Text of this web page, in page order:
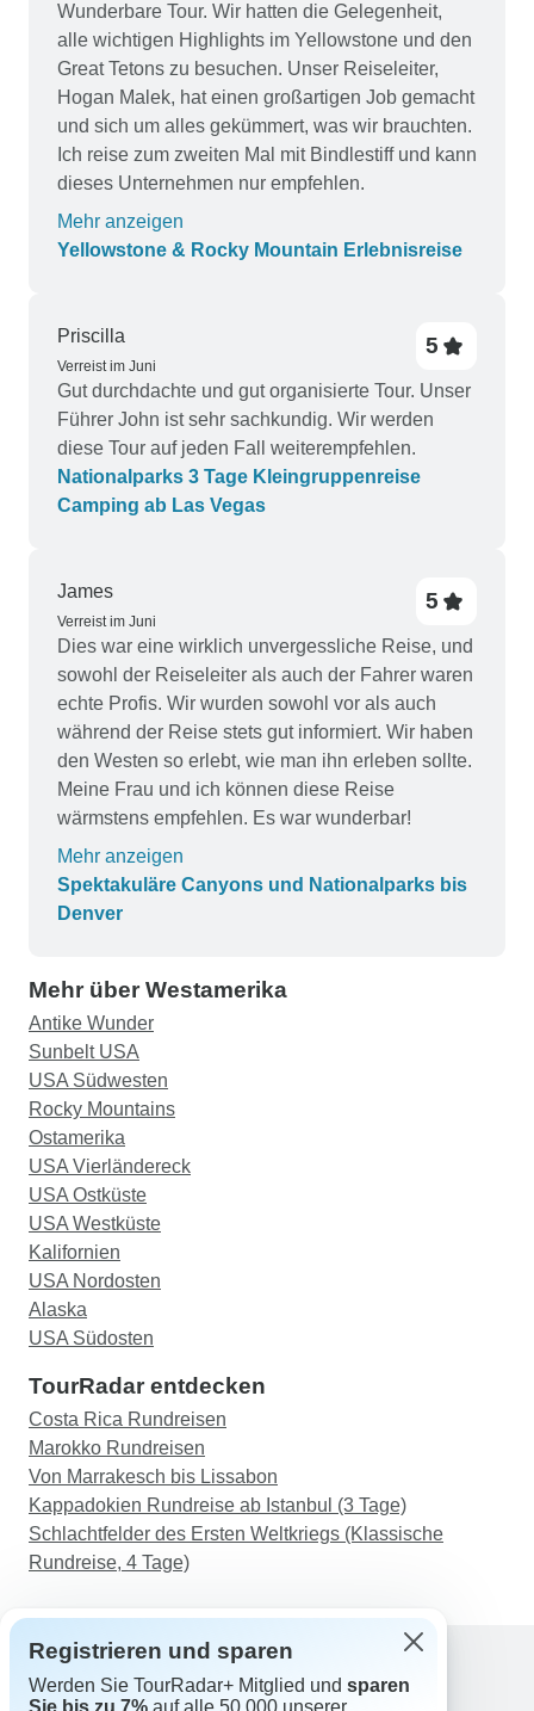
Wunderbare Tour. Wir hatten die Gelegenheit,
alle wichtigen Highlights im Yellowstone und den
Great Tetons zu besuchen. Unser Reiseleiter,
Hogan Malek, hat einen großartigen Job gemacht
und sich um alles gekümmert, was wir brauchten.
Ich reise zum zweiten Mal mit Bindlestiff und kann
dieses Unternehmen nur empfehlen.
Mehr anzeigen
Yellowstone & Rocky Mountain Erlebnisreise
Priscilla
Verreist im Juni
5
Gut durchdachte und gut organisierte Tour. Unser
Führer John ist sehr sachkundig. Wir werden
diese Tour auf jeden Fall weiterempfehlen.
Nationalparks 3 Tage Kleingruppenreise
Camping ab Las Vegas
James
Verreist im Juni
5
Dies war eine wirklich unvergessliche Reise, und
sowohl der Reiseleiter als auch der Fahrer waren
echte Profis. Wir wurden sowohl vor als auch
während der Reise stets gut informiert. Wir haben
den Westen so erlebt, wie man ihn erleben sollte.
Meine Frau und ich können diese Reise
wärmstens empfehlen. Es war wunderbar!
Mehr anzeigen
Spektakuläre Canyons und Nationalparks bis
Denver
Mehr über Westamerika
Antike Wunder
Sunbelt USA
USA Südwesten
Rocky Mountains
Ostamerika
USA Vierländereck
USA Ostküste
USA Westküste
Kalifornien
USA Nordosten
Alaska
USA Südosten
TourRadar entdecken
Costa Rica Rundreisen
Marokko Rundreisen
Von Marrakesch bis Lissabon
Kappadokien Rundreise ab Istanbul (3 Tage)
Schlachtfelder des Ersten Weltkriegs (Klassische
Rundreise, 4 Tage)
Support
Registrieren und sparen
Werden Sie TourRadar+ Mitglied und sparen
Sie bis zu 7% auf alle 50.000 unserer